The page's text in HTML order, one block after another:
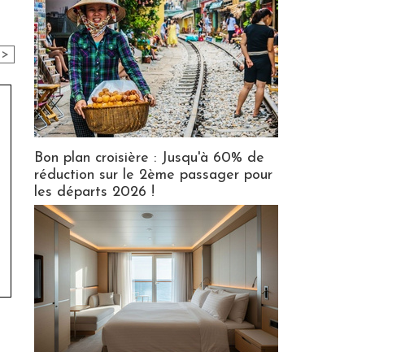
>
Bon plan croisière : Jusqu'à 60% de
réduction sur le 2ème passager pour
les départs 2026 !